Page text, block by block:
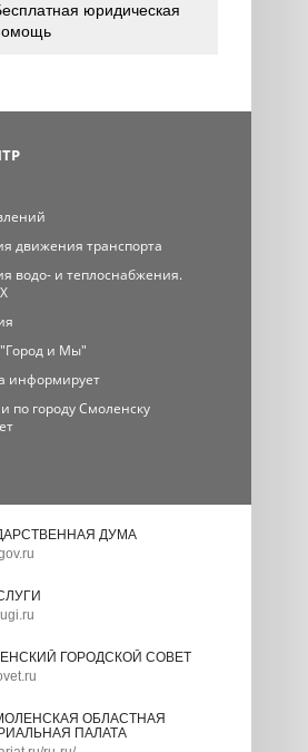
юридическая
движения транспорта
водо- и теплоснабжения.
и Мы"
информирует
по городу Смоленску
ДУМА
ГОРОДСКОЙ СОВЕТ
ОБЛАСТНАЯ
ПАЛАТА